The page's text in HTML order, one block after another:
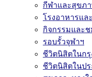
กีฬาและสุขภ
โรงอาหารแล
กิจกรรมและ
รอบรั้วจุฬาฯ
ชีวิตนิสิตในกรุ
ชีวิตนิสิตในปร